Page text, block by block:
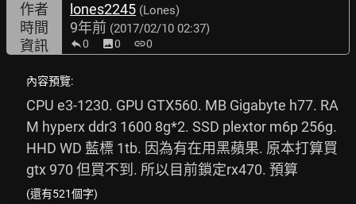
作者 lones2245 (Lones)
時間 9年前 (2017/02/10 02:37)
資訊 0 image0 link0
內容預覽:
CPU e3-1230. GPU GTX560. MB Gigabyte h77. RA
M hyperx ddr3 1600 8g*2. SSD plextor m6p 256g.
HHD WD 藍標 1tb. 因為有在用黑蘋果. 原本打算買
gtx 970 但買不到. 所以目前鎖定rx470. 預算
(還有521個字)